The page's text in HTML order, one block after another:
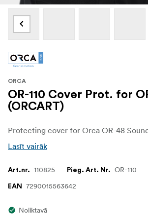
ORCA
OR-110 Cover Prot. for
(ORCART)
Lasīt vairāk
Art.nr. 110825 Pieg. Art. Nr. OR-110
EAN 7290015563642
Noliktavā